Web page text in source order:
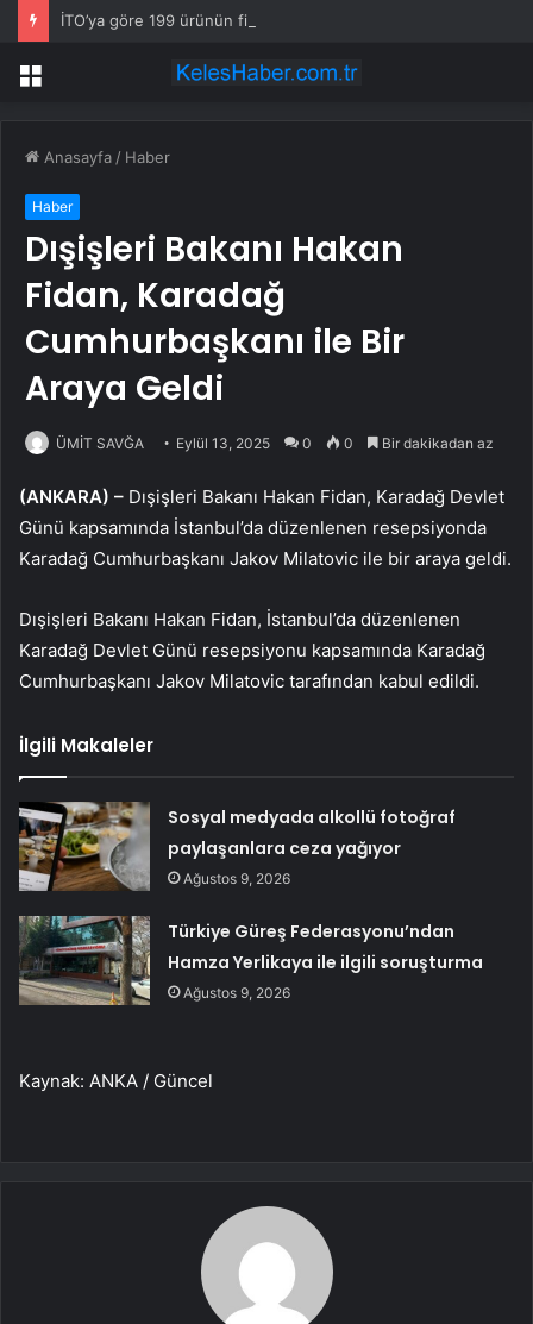
İTO’ya göre 199 ürünün fiyatı arttı
Menü
Anasayfa / Haber
Haber
Dışişleri Bakanı Hakan
Fidan, Karadağ
Cumhurbaşkanı ile Bir
Araya Geldi
ÜMİT SAVĞA Eylül 13, 2025 0 0 Bir dakikadan az
(ANKARA) – Dışişleri Bakanı Hakan Fidan, Karadağ Devlet
Günü kapsamında İstanbul’da düzenlenen resepsiyonda
Karadağ Cumhurbaşkanı Jakov Milatovic ile bir araya geldi.
Dışişleri Bakanı Hakan Fidan, İstanbul’da düzenlenen
Karadağ Devlet Günü resepsiyonu kapsamında Karadağ
Cumhurbaşkanı Jakov Milatovic tarafından kabul edildi.
İlgili Makaleler
Sosyal medyada alkollü fotoğraf
paylaşanlara ceza yağıyor
Ağustos 9, 2026
Türkiye Güreş Federasyonu’ndan
Hamza Yerlikaya ile ilgili soruşturma
Ağustos 9, 2026
Kaynak: ANKA / Güncel